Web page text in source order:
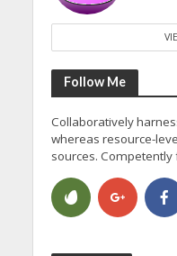
Follow Me
Collaboratively
whereas resource-
sources.